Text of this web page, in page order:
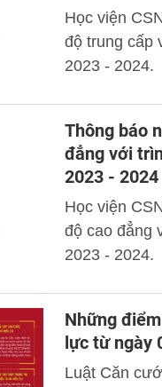
Học viện
độ trung cấp
2023 - 2024.
Thông báo
đẳng với
2023 - 2024
Học viện
độ cao đẳng
2023 - 2024.
Những
lực từ ngày
Luật Căn